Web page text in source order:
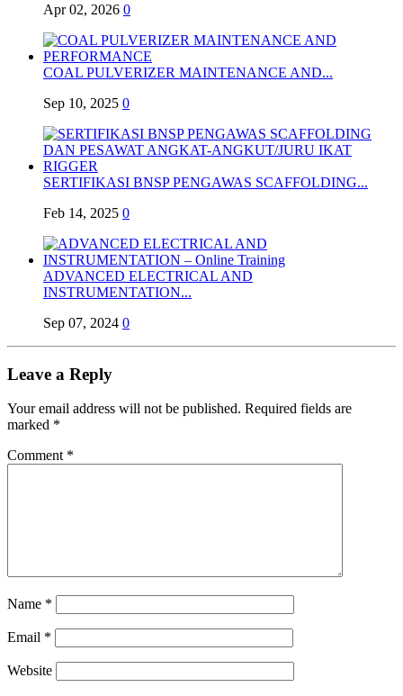
Apr 02, 2026 0
COAL PULVERIZER MAINTENANCE AND...
Sep 10, 2025 0
SERTIFIKASI BNSP PENGAWAS SCAFFOLDING...
Feb 14, 2025 0
ADVANCED ELECTRICAL AND
INSTRUMENTATION...
Sep 07, 2024 0
Leave a Reply
Your email address will not be published. Required fields are
marked *
Comment *
Name *
Email *
Website